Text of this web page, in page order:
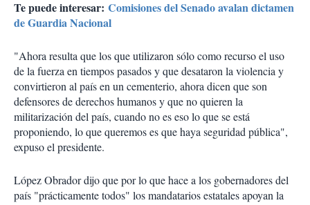
Te puede interesar: Comisiones del Senado avalan dictamen
de Guardia Nacional
"Ahora resulta que los que utilizaron sólo como recurso el uso
de la fuerza en tiempos pasados y que desataron la violencia y
convirtieron al país en un cementerio, ahora dicen que son
defensores de derechos humanos y que no quieren la
militarización del país, cuando no es eso lo que se está
proponiendo, lo que queremos es que haya seguridad pública",
expuso el presidente.
López Obrador dijo que por lo que hace a los gobernadores del
país "prácticamente todos" los mandatarios estatales apoyan la